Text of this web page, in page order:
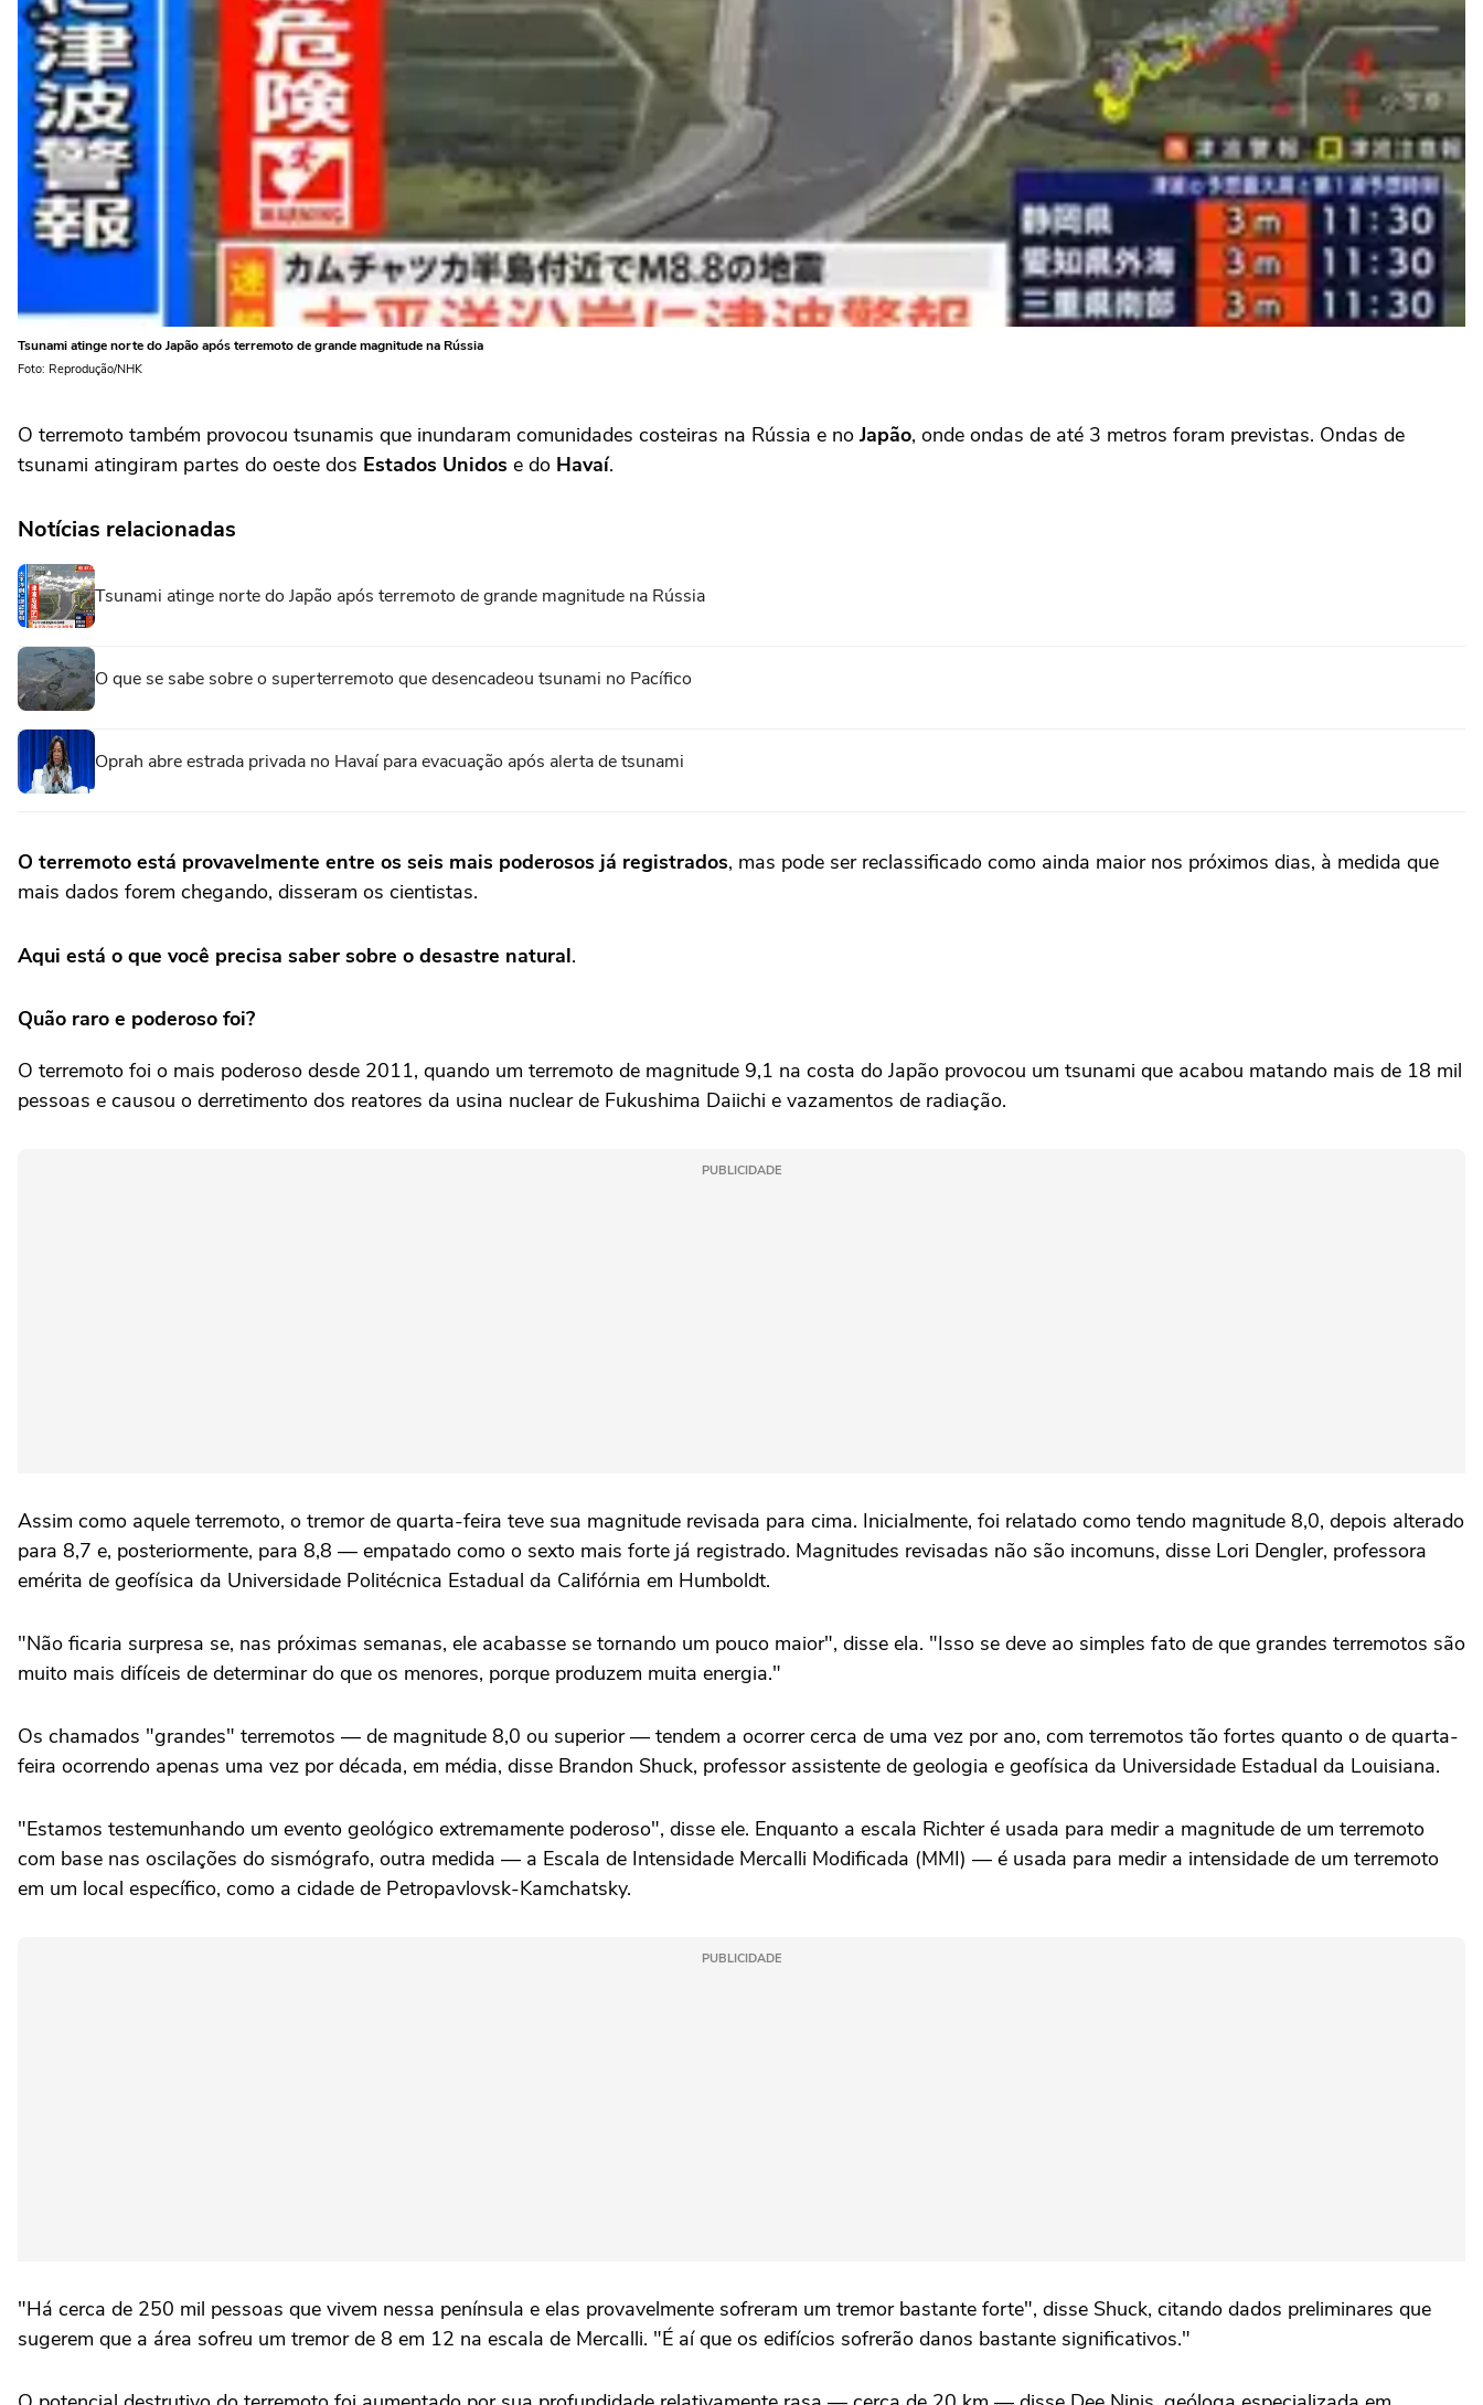
Tsunami atinge norte do Japão após terremoto de grande magnitude na Rússia
Foto: Reprodução/NHK
O terremoto também provocou tsunamis que inundaram comunidades costeiras na Rússia e no Japão, onde ondas de até 3 metros foram previstas. Ondas de
tsunami atingiram partes do oeste dos Estados Unidos e do Havaí.
Notícias relacionadas
Tsunami atinge norte do Japão após terremoto de grande magnitude na Rússia
O que se sabe sobre o superterremoto que desencadeou tsunami no Pacífico
Oprah abre estrada privada no Havaí para evacuação após alerta de tsunami
O terremoto está provavelmente entre os seis mais poderosos já registrados, mas pode ser reclassificado como ainda maior nos próximos dias, à medida que
mais dados forem chegando, disseram os cientistas.
Aqui está o que você precisa saber sobre o desastre natural.
Quão raro e poderoso foi?
O terremoto foi o mais poderoso desde 2011, quando um terremoto de magnitude 9,1 na costa do Japão provocou um tsunami que acabou matando mais de 18 mil
pessoas e causou o derretimento dos reatores da usina nuclear de Fukushima Daiichi e vazamentos de radiação.
PUBLICIDADE
Assim como aquele terremoto, o tremor de quarta-feira teve sua magnitude revisada para cima. Inicialmente, foi relatado como tendo magnitude 8,0, depois alterado
para 8,7 e, posteriormente, para 8,8 — empatado como o sexto mais forte já registrado. Magnitudes revisadas não são incomuns, disse Lori Dengler, professora
emérita de geofísica da Universidade Politécnica Estadual da Califórnia em Humboldt.
"Não ficaria surpresa se, nas próximas semanas, ele acabasse se tornando um pouco maior", disse ela. "Isso se deve ao simples fato de que grandes terremotos são
muito mais difíceis de determinar do que os menores, porque produzem muita energia."
Os chamados "grandes" terremotos — de magnitude 8,0 ou superior — tendem a ocorrer cerca de uma vez por ano, com terremotos tão fortes quanto o de quarta-
feira ocorrendo apenas uma vez por década, em média, disse Brandon Shuck, professor assistente de geologia e geofísica da Universidade Estadual da Louisiana.
"Estamos testemunhando um evento geológico extremamente poderoso", disse ele. Enquanto a escala Richter é usada para medir a magnitude de um terremoto
com base nas oscilações do sismógrafo, outra medida — a Escala de Intensidade Mercalli Modificada (MMI) — é usada para medir a intensidade de um terremoto
em um local específico, como a cidade de Petropavlovsk-Kamchatsky.
PUBLICIDADE
"Há cerca de 250 mil pessoas que vivem nessa península e elas provavelmente sofreram um tremor bastante forte", disse Shuck, citando dados preliminares que
sugerem que a área sofreu um tremor de 8 em 12 na escala de Mercalli. "É aí que os edifícios sofrerão danos bastante significativos."